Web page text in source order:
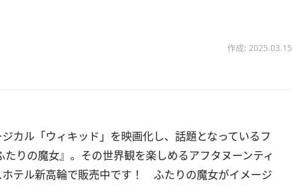
作成: 2025.03.15
カル「ウィキッド」を映画化し、話題となっているフ
りの魔女』。その世界観を楽しめるアフタヌーンティ
テル新高輪で販売中です！ ふたりの魔女がイメージ